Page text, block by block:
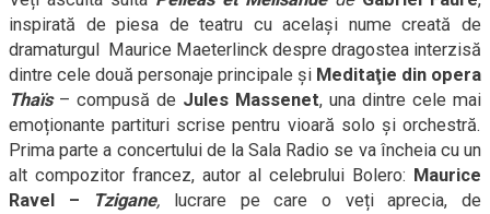
inspirată de piesa de teatru cu același nume creată de
dramaturgul Maurice Maeterlinck despre dragostea interzisă
dintre cele două personaje principale și Meditaţie din opera
Thaïs– compusă de Jules Massenet, una dintre cele mai
emoționante partituri scrise pentru vioară solo și orchestră.
Prima parte a concertului de la Sala Radio se va încheia cu un
alt compozitor francez, autor al celebrului Bolero: Maurice
Ravel –
Tzigane,
lucrare pe care o veți aprecia, de